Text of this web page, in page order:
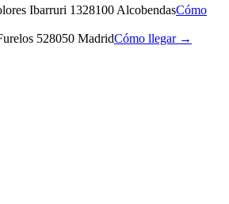
Ibarruri 1328100 AlcobendasCómo
528050 MadridCómo llegar →